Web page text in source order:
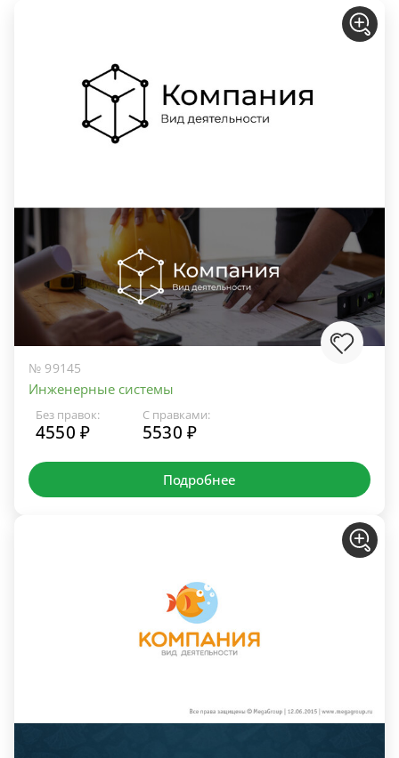
№ 99145
Инженерные системы
Без правок:
4550 ₽
С правками:
5530 ₽
Подробнее